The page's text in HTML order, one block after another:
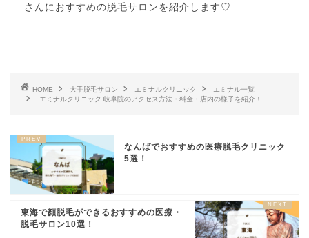
さんにおすすめの脱毛サロンを紹介します♡
HOME 大手脱毛サロン エミナルクリニック
エミナル一覧
エミナルクリニック 岐阜院のアクセス方法・料金・店内の様子を紹介！
なんばでおすすめの医療脱毛クリニック
5選！
東海で顔脱毛ができるおすすめの医療・
脱毛サロン10選！